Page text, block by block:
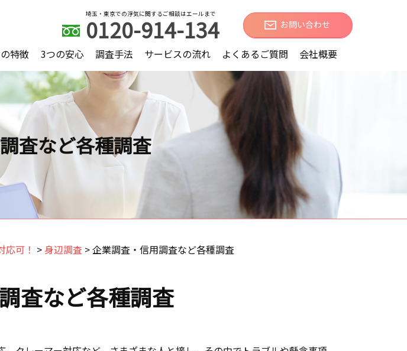
査など各種調査
埼玉・東京での浮気に関するご相談はエールまで
0120-914-134 お問い合わせ
特徴 3つの安心 調査手法 サービスの流れ よくあるご質問 会社概要
可！ > 身辺調査 >企業調査・信用調査など各種調査
査など各種調査